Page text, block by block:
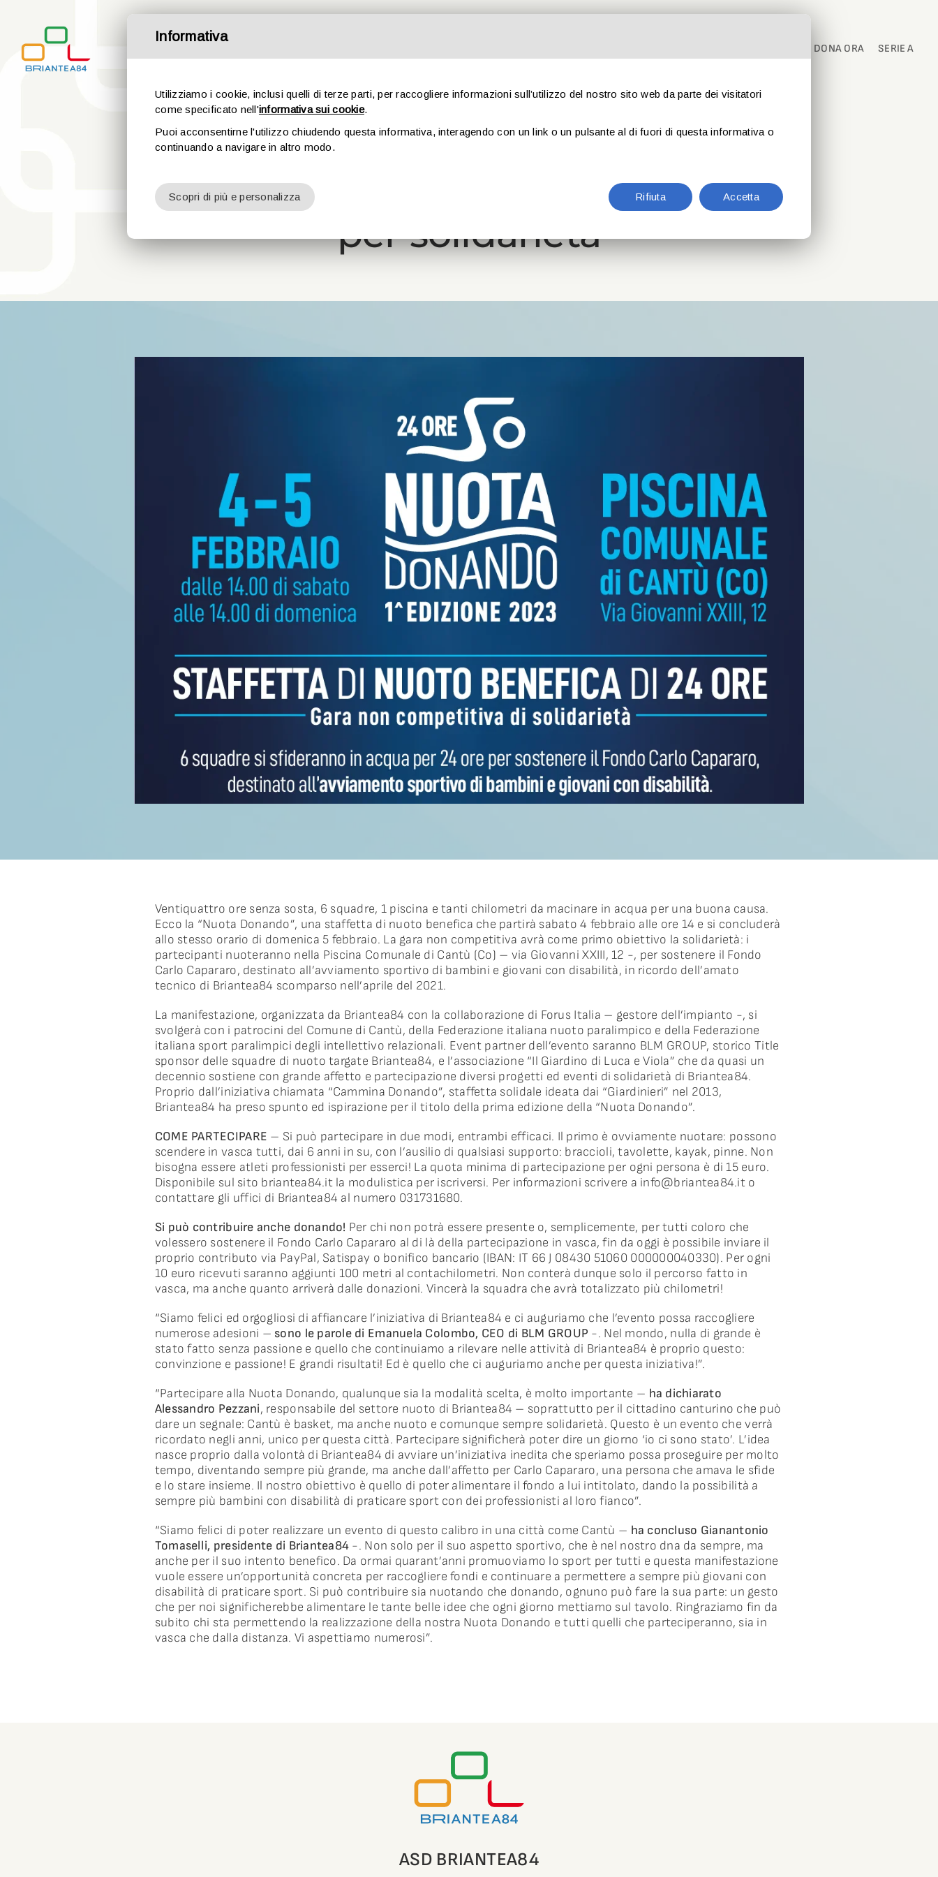
contenuto
DONA ORA SERIE A
24 Gennaio, 2023
Nuota Donando: 24 ore in vasca
per solidarietà
Ventiquattro ore senza sosta, 6 squadre, 1 piscina e tanti chilometri da macinare in acqua per una buona causa.
Ecco la “Nuota Donando”, una staffetta di nuoto benefica che partirà sabato 4 febbraio alle ore 14 e si concluderà
allo stesso orario di domenica 5 febbraio. La gara non competitiva avrà come primo obiettivo la solidarietà: i
partecipanti nuoteranno nella Piscina Comunale di Cantù (Co) – via Giovanni XXIII, 12 -, per sostenere il Fondo
Carlo Capararo, destinato all’avviamento sportivo di bambini e giovani con disabilità, in ricordo dell’amato
tecnico di Briantea84 scomparso nell’aprile del 2021.
La manifestazione, organizzata da Briantea84 con la collaborazione di Forus Italia – gestore dell’impianto -, si
svolgerà con i patrocini del Comune di Cantù, della Federazione italiana nuoto paralimpico e della Federazione
italiana sport paralimpici degli intellettivo relazionali. Event partner dell’evento saranno BLM GROUP, storico Title
sponsor delle squadre di nuoto targate Briantea84, e l’associazione “Il Giardino di Luca e Viola” che da quasi un
decennio sostiene con grande affetto e partecipazione diversi progetti ed eventi di solidarietà di Briantea84.
Proprio dall’iniziativa chiamata “Cammina Donando”, staffetta solidale ideata dai “Giardinieri” nel 2013,
Briantea84 ha preso spunto ed ispirazione per il titolo della prima edizione della “Nuota Donando”.
COME PARTECIPARE – Si può partecipare in due modi, entrambi efficaci. Il primo è ovviamente nuotare: possono
scendere in vasca tutti, dai 6 anni in su, con l’ausilio di qualsiasi supporto: braccioli, tavolette, kayak, pinne. Non
bisogna essere atleti professionisti per esserci! La quota minima di partecipazione per ogni persona è di 15 euro.
Disponibile sul sito briantea84.it la modulistica per iscriversi. Per informazioni scrivere a info@briantea84.it o
contattare gli uffici di Briantea84 al numero 031731680.
Si può contribuire anche donando! Per chi non potrà essere presente o, semplicemente, per tutti coloro che
volessero sostenere il Fondo Carlo Capararo al di là della partecipazione in vasca, fin da oggi è possibile inviare il
proprio contributo via PayPal, Satispay o bonifico bancario (IBAN: IT 66 J 08430 51060 000000040330). Per ogni
10 euro ricevuti saranno aggiunti 100 metri al contachilometri. Non conterà dunque solo il percorso fatto in
vasca, ma anche quanto arriverà dalle donazioni. Vincerà la squadra che avrà totalizzato più chilometri!
“Siamo felici ed orgogliosi di affiancare l’iniziativa di Briantea84 e ci auguriamo che l’evento possa raccogliere
numerose adesioni – sono le parole di Emanuela Colombo, CEO di BLM GROUP -. Nel mondo, nulla di grande è
stato fatto senza passione e quello che continuiamo a rilevare nelle attività di Briantea84 è proprio questo:
convinzione e passione! E grandi risultati! Ed è quello che ci auguriamo anche per questa iniziativa!”.
“Partecipare alla Nuota Donando, qualunque sia la modalità scelta, è molto importante – ha dichiarato
Alessandro Pezzani, responsabile del settore nuoto di Briantea84 – soprattutto per il cittadino canturino che può
dare un segnale: Cantù è basket, ma anche nuoto e comunque sempre solidarietà. Questo è un evento che verrà
ricordato negli anni, unico per questa città. Partecipare significherà poter dire un giorno ‘io ci sono stato’. L’idea
nasce proprio dalla volontà di Briantea84 di avviare un’iniziativa inedita che speriamo possa proseguire per molto
tempo, diventando sempre più grande, ma anche dall’affetto per Carlo Capararo, una persona che amava le sfide
e lo stare insieme. Il nostro obiettivo è quello di poter alimentare il fondo a lui intitolato, dando la possibilità a
sempre più bambini con disabilità di praticare sport con dei professionisti al loro fianco”.
“Siamo felici di poter realizzare un evento di questo calibro in una città come Cantù – ha concluso Gianantonio
Tomaselli, presidente di Briantea84 -. Non solo per il suo aspetto sportivo, che è nel nostro dna da sempre, ma
anche per il suo intento benefico. Da ormai quarant’anni promuoviamo lo sport per tutti e questa manifestazione
vuole essere un’opportunità concreta per raccogliere fondi e continuare a permettere a sempre più giovani con
disabilità di praticare sport. Si può contribuire sia nuotando che donando, ognuno può fare la sua parte: un gesto
che per noi significherebbe alimentare le tante belle idee che ogni giorno mettiamo sul tavolo. Ringraziamo fin da
subito chi sta permettendo la realizzazione della nostra Nuota Donando e tutti quelli che parteciperanno, sia in
vasca che dalla distanza. Vi aspettiamo numerosi”.
ASD BRIANTEA84
Informativa
Utilizziamo i cookie, inclusi quelli di terze parti, per raccogliere informazioni sull’utilizzo del nostro sito web da parte dei visitatori
come specificato nell'informativa sui cookie.
Puoi acconsentirne l'utilizzo chiudendo questa informativa, interagendo con un link o un pulsante al di fuori di questa informativa o
continuando a navigare in altro modo.
Rifiuta Accetta
Scopri di più e personalizza